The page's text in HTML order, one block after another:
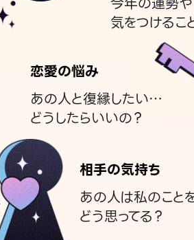
気をつけるこ
恋愛の悩み
あの人と復縁したい…
どうしたらいいの？
相手の気持ち
あの人は私のこと
どう思ってる？